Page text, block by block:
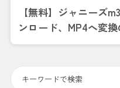
【無料】ジャニーズ
ンロード、MP4へ変